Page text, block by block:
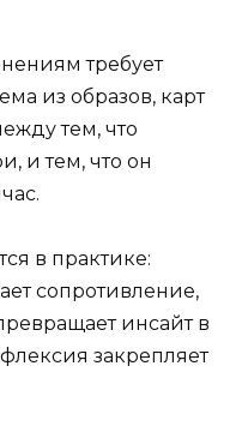
требует
из образов, карт
тем, что
и тем, что он
в практике:
сопротивление,
инсайт в
закрепляет